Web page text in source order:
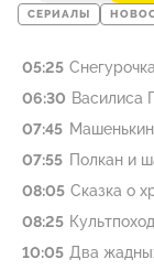
СЕРИАЛЫ
05:25 Снегурочкa
06:30 Василиса
07:45
07:55 Полкан и
08:05 Сказка о
08:25
10:05 Два